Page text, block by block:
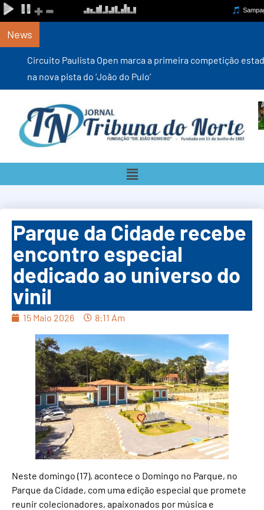
News
Circuito Paulista Open marca a primeira competição estadual
na nova pista do ‘João do Pulo’
Parque da Cidade recebe
encontro especial
dedicado ao universo do
vinil
15 Maio 2026 8:11 Am
Neste domingo (17), acontece o Domingo no Parque, no
Parque da Cidade, com uma edição especial que promete
reunir colecionadores, apaixonados por música e